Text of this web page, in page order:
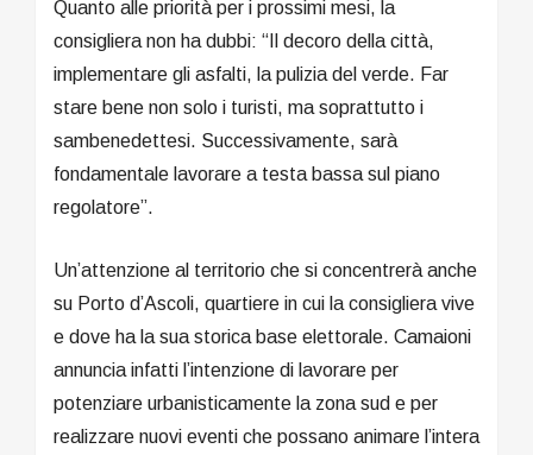
Quanto alle priorità per i prossimi mesi, la
consigliera non ha dubbi: “Il decoro della città,
implementare gli asfalti, la pulizia del verde. Far
stare bene non solo i turisti, ma soprattutto i
sambenedettesi. Successivamente, sarà
fondamentale lavorare a testa bassa sul piano
regolatore”.
Un’attenzione al territorio che si concentrerà anche
su Porto d’Ascoli, quartiere in cui la consigliera vive
e dove ha la sua storica base elettorale. Camaioni
annuncia infatti l’intenzione di lavorare per
potenziare urbanisticamente la zona sud e per
realizzare nuovi eventi che possano animare l’intera